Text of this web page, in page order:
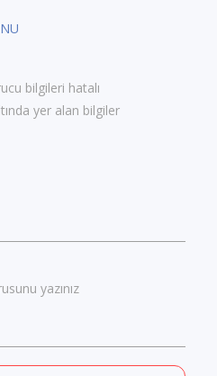
bilgileri hatalı
yer alan bilgiler
yazınız